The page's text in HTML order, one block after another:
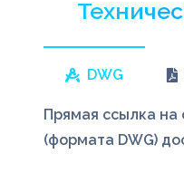
DWG
Прямая ссылка на
(формата DWG)